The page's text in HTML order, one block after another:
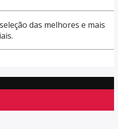
das melhores e mais